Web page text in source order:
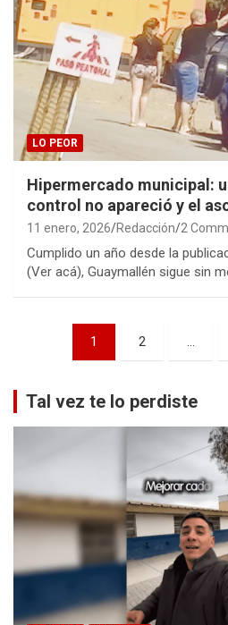
LO PEOR
Hipermercado municipal:
control no apareció y el
11 enero, 2026 Redacción 2
Cumplido un año desde la
(Ver acá), Guaymallén sigue sin
Paginación
entradas
1 2 …
Tal vez te lo perdiste